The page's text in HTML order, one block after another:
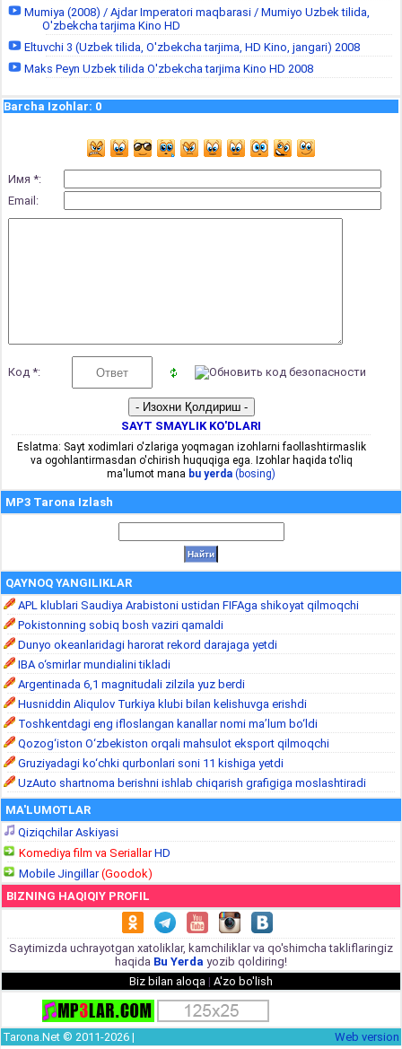
Mumiya (2008) / Ajdar Imperatori maqbarasi / Mumiyo Uzbek tilida,
O'zbekcha tarjima Kino HD
Eltuvchi 3 (Uzbek tilida, O'zbekcha tarjima, HD Kino, jangari) 2008
Maks Peyn Uzbek tilida O'zbekcha tarjima Kino HD 2008
Barcha Izohlar: 0
Имя *:
Email:
Код *:
SAYT SMAYLIK KO'DLARI
Eslatma: Sayt xodimlari o'zlariga yoqmagan izohlarni faollashtirmaslik
va ogohlantirmasdan o'chirish huquqiga ega. Izohlar haqida to'liq
ma'lumot mana bu yerda (bosing)
MP3 Tarona Izlash
QAYNOQ YANGILIKLAR
APL klublari Saudiya Arabistoni ustidan FIFAga shikoyat qilmoqchi
Pokistonning sobiq bosh vaziri qamaldi
Dunyo okeanlaridagi harorat rekord darajaga yetdi
IBA o‘smirlar mundialini tikladi
Argentinada 6,1 magnitudali zilzila yuz berdi
Husniddin Aliqulov Turkiya klubi bilan kelishuvga erishdi
Toshkentdagi eng ifloslangan kanallar nomi ma’lum bo‘ldi
Qozog‘iston O‘zbekiston orqali mahsulot eksport qilmoqchi
Gruziyadagi ko‘chki qurbonlari soni 11 kishiga yetdi
UzAuto shartnoma berishni ishlab chiqarish grafigiga moslashtiradi
MA'LUMOTLAR
Qiziqchilar Askiyasi
Komediya film va SeriallarHD
Mobile Jingillar(Goodok)
BIZNING HAQIQIY PROFIL
Saytimizda uchrayotgan xatoliklar, kamchiliklar va qo'shimcha takliflaringiz
haqida Bu Yerda yozib qoldiring!
Biz bilan aloqa | A'zo bo'lish
Tarona.Net © 2011-2026 | Web version